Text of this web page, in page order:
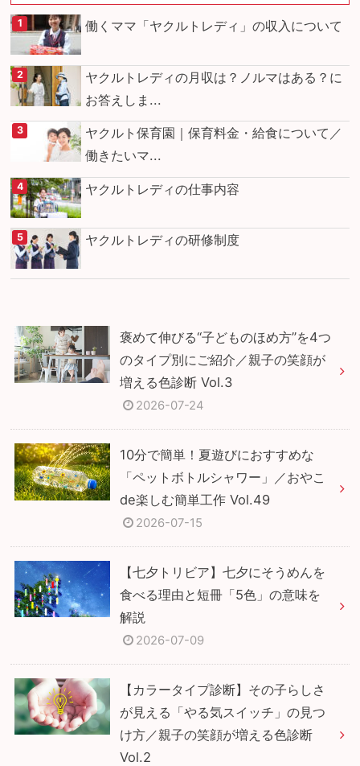
働くママ「ヤクルトレディ」の収入について
ヤクルトレディの月収は？ノルマはある？に
お答えしま...
ヤクルト保育園｜保育料金・給食について／
働きたいマ...
ヤクルトレディの仕事内容
ヤクルトレディの研修制度
褒めて伸びる“子どものほめ方”を4つ
のタイプ別にご紹介／親子の笑顔が
増える色診断 Vol.3
2026-07-24
10分で簡単！夏遊びにおすすめな
「ペットボトルシャワー」／おやこ
de楽しむ簡単工作 Vol.49
2026-07-15
【七夕トリビア】七夕にそうめんを
食べる理由と短冊「5色」の意味を
解説
2026-07-09
【カラータイプ診断】その子らしさ
が見える「やる気スイッチ」の見つ
け方／親子の笑顔が増える色診断
Vol.2